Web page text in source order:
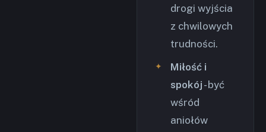
drogi wyjścia
z chwilowych
trudności.
Miłość i
spokój - być
wśród
aniołów